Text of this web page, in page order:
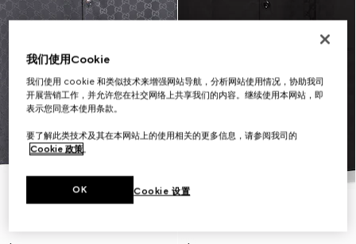
我们使用Cookie
我们使用 cookie 和类似技术来增强网站导航，分析网站使用情况，协助我司
开展营销工作，并允许您在社交网络上共享我们的内容。继续使用本网站，即
表示您同意本使用条款。
要了解此类技术及其在本网站上的使用相关的更多信息，请参阅我司的
Cookie 政策。
Cookie 设置
OK